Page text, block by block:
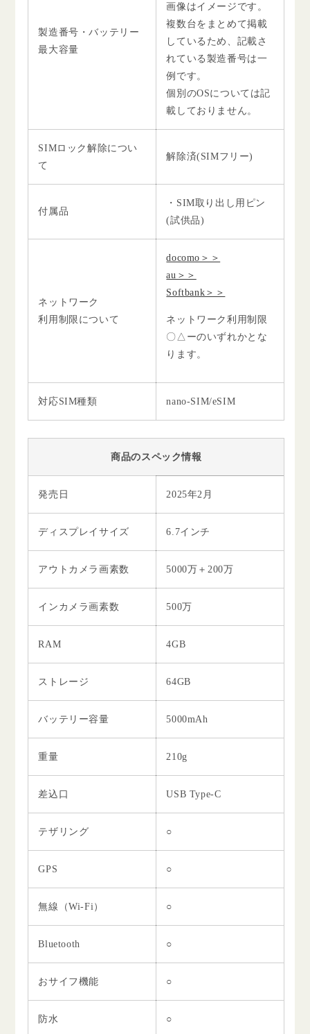
製造番号・バッテリー
最大容量
画像はイメージです。
複数台をまとめて掲載
しているため、記載さ
れている製造番号は一
例です。
個別のOSについては記
載しておりません。
SIMロック解除につい
て
解除済(SIMフリー)
付属品
・SIM取り出し用ピン
(試供品)
ネットワーク
利用制限について
docomo＞＞
au＞＞
Softbank＞＞
ネットワーク利用制限
〇△ーのいずれかとな
ります。
対応SIM種類 nano-SIM/eSIM
商品のスペック情報
発売日 2025年2月
ディスプレイサイズ 6.7インチ
アウトカメラ画素数 5000万＋200万
インカメラ画素数 500万
RAM 4GB
ストレージ 64GB
バッテリー容量 5000mAh
重量 210g
差込口 USB Type-C
テザリング ○
GPS ○
無線（Wi-Fi） ○
Bluetooth ○
おサイフ機能 ○
防水 ○